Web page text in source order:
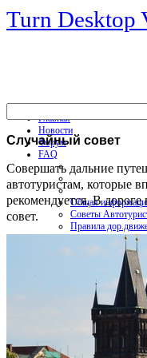
Turn Desktop
Главная
Новости
Форум
FAQ
Общая
Советы
Правила
Карты и
Интерактивная
Карты платных
Карта сайта
Случайный совет
Совершать дальние
автотуристам, которые
рекомендуется. В
совет.